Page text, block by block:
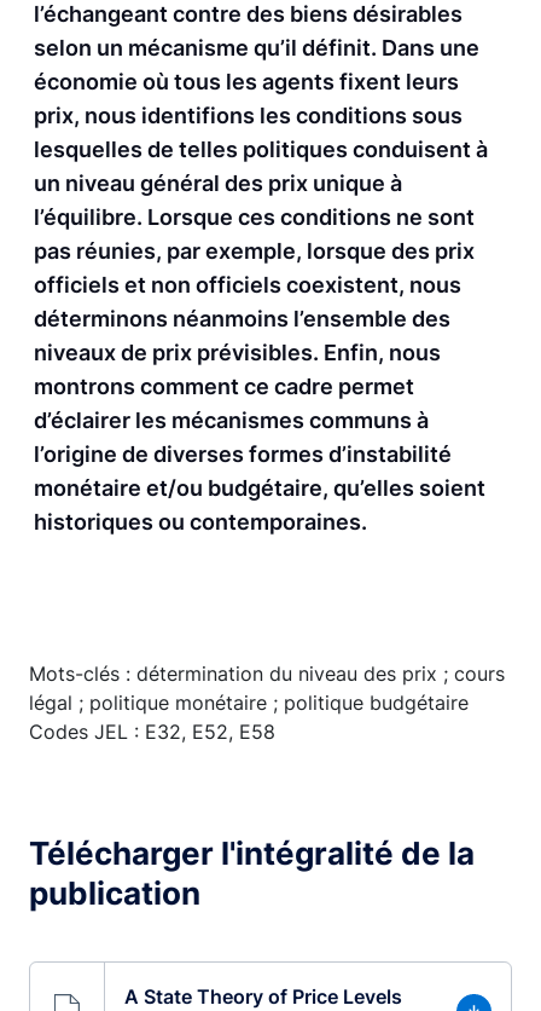
l’échangeant contre des biens désirables
selon un mécanisme qu’il définit. Dans une
économie où tous les agents fixent leurs
prix, nous identifions les conditions sous
lesquelles de telles politiques conduisent à
un niveau général des prix unique à
l’équilibre. Lorsque ces conditions ne sont
pas réunies, par exemple, lorsque des prix
officiels et non officiels coexistent, nous
déterminons néanmoins l’ensemble des
niveaux de prix prévisibles. Enfin, nous
montrons comment ce cadre permet
d’éclairer les mécanismes communs à
l’origine de diverses formes d’instabilité
monétaire et/ou budgétaire, qu’elles soient
historiques ou contemporaines.
Mots-clés : détermination du niveau des prix ; cours
légal ; politique monétaire ; politique budgétaire
Codes JEL : E32, E52, E58
Télécharger l'intégralité de la
publication
A State Theory of Price Levels